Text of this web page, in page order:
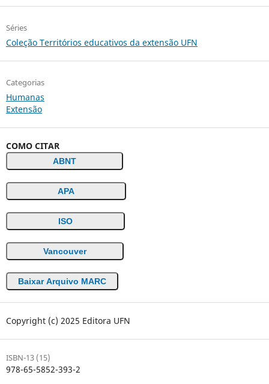
Séries
Coleção Territórios educativos da extensão UFN
Categorias
Humanas
Extensão
COMO CITAR
ABNT
APA
ISO
Vancouver
Baixar Arquivo MARC
Copyright (c) 2025 Editora UFN
ISBN-13 (15)
978-65-5852-393-2